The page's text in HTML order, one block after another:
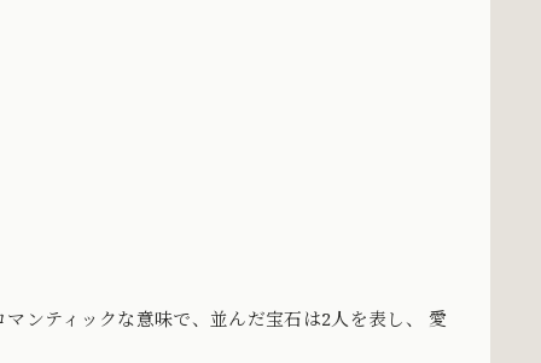
ンティックな意味で、並んだ宝石は2人を表し、 愛